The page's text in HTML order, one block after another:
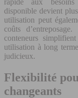
disponible devient
utilisation peut
coûts
conteneurs
utilisation à long
judicieux.
Flexibilité
changeants